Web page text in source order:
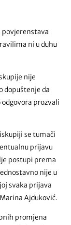
povjerenstava
ni u duhu
nije
dopuštenje da
prozvali
se tumači
prijavu
postupi prema
nije u
svaka prijava
Ajduković.
promjena